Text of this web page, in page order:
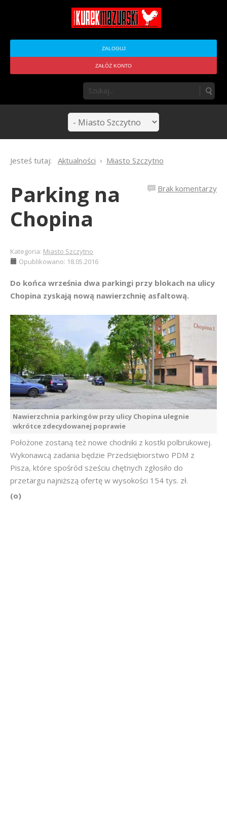
ZALOGUJ
ZAŁÓŻ KONTO
Jesteś tutaj: Aktualności Miasto Szczytno
Brak komentarzy
Parking na
Chopina
Kategoria: Miasto Szczytno
Opublikowano: 18.05.2016
Do końca września dwa parkingi przy blokach na ulicy
Chopina zyskają nową nawierzchnię asfaltową.
Nawierzchnia parkingów przy ulicy Chopina ulegnie
wkrótce zdecydowanej poprawie
Położone zostaną też nowe chodniki z kostki polbrukowej.
Wykonawcą zadania będzie Przedsiębiorstwo PDM z
Pisza, które spośród sześciu chętnych zgłosiło do
przetargu najniższą ofertę w wysokości 154 tys. zł.
(o)